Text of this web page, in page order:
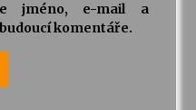
jméno, e-mail a
komentáře.